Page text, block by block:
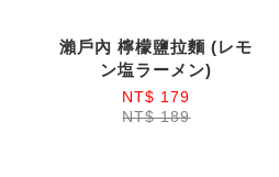
瀨戶內 檸檬鹽拉麵 (レモ
ン塩ラーメン)
NT$ 179
NT$ 189